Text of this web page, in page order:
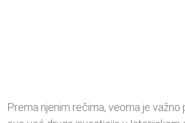
Prema njenim rečima, veoma je važno